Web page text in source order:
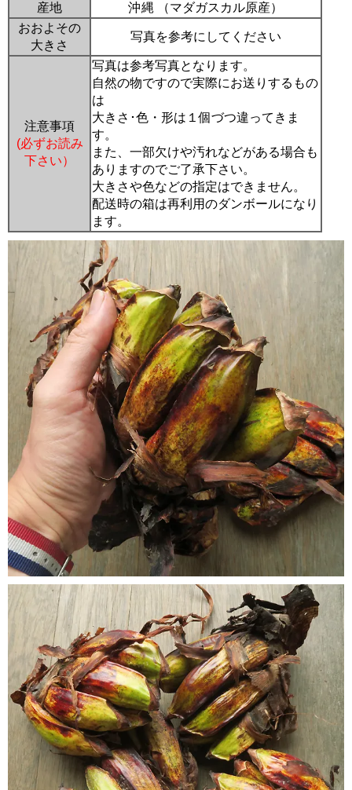
産地
沖縄 （マダガスカル原産）
おおよその
大きさ
写真を参考にしてください
注意事項
(必ずお読み
下さい）
写真は参考写真となります。
自然の物ですので実際にお送りするもの
は
大きさ･色・形は１個づつ違ってきま
す。
また、一部欠けや汚れなどがある場合も
ありますのでご了承下さい。
大きさや色などの指定はできません。
配送時の箱は再利用のダンボールになり
ます。